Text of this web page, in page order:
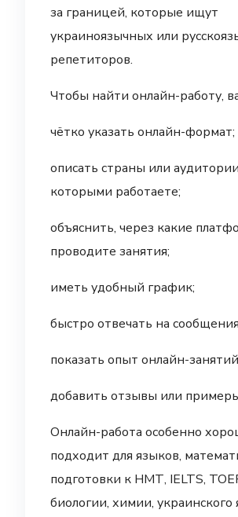
за границей, которые ищут
украиноязычных или
репетиторов.
Чтобы найти онлайн-работу,
чётко указать онлайн-формат;
описать страны или
которыми работаете;
объяснить, через какие
проводите занятия;
иметь удобный график;
быстро отвечать на
показать опыт онлайн-
добавить отзывы или
Онлайн-работа особенно
подходит для языков,
подготовки к НМТ, IELTS,
биологии, химии, украинского